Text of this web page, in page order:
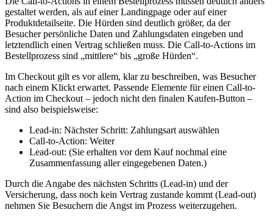
gestaltet werden, als auf einer Landingpage oder auf einer
Produktdetailseite. Die Hürden sind deutlich größer, da der
Besucher persönliche Daten und Zahlungsdaten eingeben und
letztendlich einen Vertrag schließen muss. Die Call-to-Actions im
Bestellprozess sind „mittlere“ bis „große Hürden“.
Im Checkout gilt es vor allem, klar zu beschreiben, was Besucher
nach einem Klickt erwartet. Passende Elemente für einen Call-to-
Action im Checkout – jedoch nicht den finalen Kaufen-Button –
sind also beispielsweise:
Lead-in: Nächster Schritt: Zahlungsart auswählen
Call-to-Action: Weiter
Lead-out: (Sie erhalten vor dem Kauf nochmal eine
Zusammenfassung aller eingegebenen Daten.)
Durch die Angabe des nächsten Schritts (Lead-in) und der
Versicherung, dass noch kein Vertrag zustande kommt (Lead-out)
nehmen Sie Besuchern die Angst im Prozess weiterzugehen.